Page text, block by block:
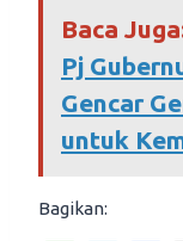
Baca
Pj
Gencar
untuk
Bagikan: